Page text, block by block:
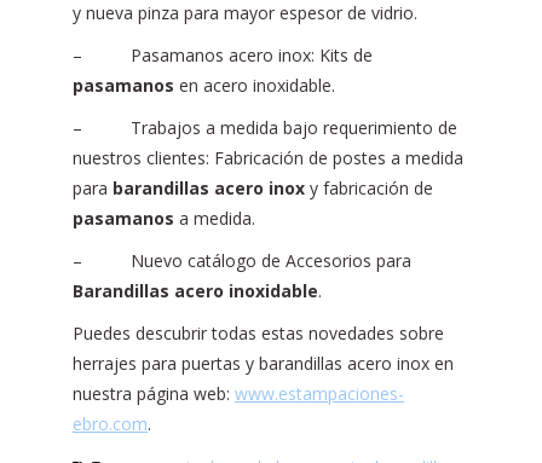
y nueva pinza para mayor espesor de vidrio.
– Pasamanos acero inox: Kits de
pasamanos en acero inoxidable.
– Trabajos a medida bajo requerimiento de
nuestros clientes: Fabricación de postes a medida
para barandillas acero inox y fabricación de
pasamanos a medida.
– Nuevo catálogo de Accesorios para
Barandillas acero inoxidable.
Puedes descubrir todas estas novedades sobre
herrajes para puertas y barandillas acero inox en
nuestra página web: www.estampaciones-
ebro.com.